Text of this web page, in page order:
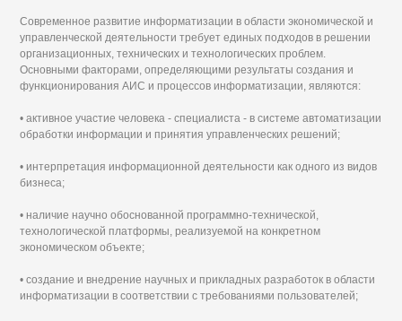
Современное развитие информатизации в области экономической и
управленческой деятельности требует единых подходов в решении
организационных, технических и технологических проблем.
Основными факторами, определяющими результаты создания и
функционирования АИС и процессов информатизации, являются:
• активное участие человека - специалиста - в системе автоматизации
обработки информации и принятия управленческих решений;
• интерпретация информационной деятельности как одного из видов
бизнеса;
• наличие научно обоснованной программно-технической,
технологической платформы, реализуемой на конкретном
экономическом объекте;
• создание и внедрение научных и прикладных разработок в области
информатизации в соответствии с требованиями пользователей;